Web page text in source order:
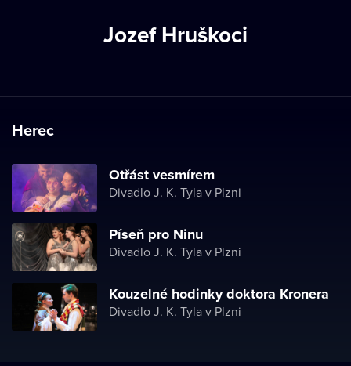
Jozef Hruškoci
Herec
Otřást vesmírem
Divadlo J. K. Tyla v Plzni
Píseň pro Ninu
Divadlo J. K. Tyla v Plzni
Kouzelné hodinky doktora Kronera
Divadlo J. K. Tyla v Plzni